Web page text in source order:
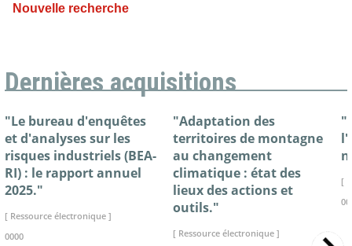
Nouvelle recherche
Dernières acquisitions
"Le bureau d'enquêtes
et d'analyses sur les
risques industriels (BEA-
RI) : le rapport annuel
2025."
[ Ressource électronique ]
0000
"Adaptation des
territoires de montagne
au changement
climatique : état des
lieux des actions et
outils."
[ Ressource électronique ]
[